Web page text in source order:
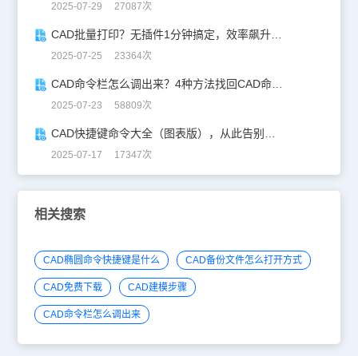
2025-07-29 27087次
CAD批量打印？无插件1分钟搞定，效率飙升90%！
2025-07-25 23364次
CAD命令栏怎么调出来？4种方法找回CAD命令栏
2025-07-23 58809次
CAD快捷键命令大全（图表版），从此告别低效绘图！
2025-07-17 17347次
相关搜索
CAD椭圆命令快捷键是什么 CAD备份文件怎么打开方式
CAD免费下载 CAD建模步骤
CAD命令栏怎么调出来